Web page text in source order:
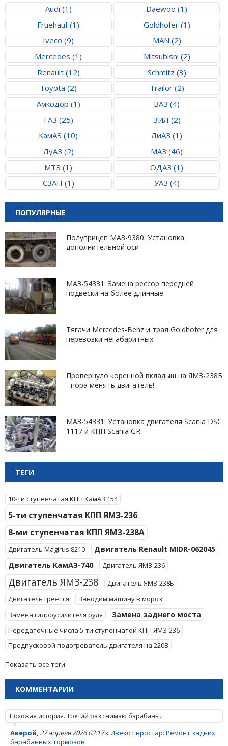
Audi (1)
Daewoo (1)
Fruehauf (1)
Goldhofer (1)
Iveco (9)
MAN (2)
Mercedes (1)
Mitsubishi (2)
Renault (12)
Schmitz (3)
Toyota (2)
Trailor (2)
Амкодор (1)
ВАЗ (4)
ГАЗ (25)
ЗИЛ (2)
КамАЗ (10)
ЛиАЗ (1)
ЛуАЗ (2)
МАЗ (46)
МТЗ (1)
ОДАЗ (1)
СЗАП (1)
УАЗ (4)
ПОПУЛЯРНЫЕ
Полуприцеп МАЗ-9380: Установка
дополнительной оси
МАЗ-54331: Замена рессор передней
подвески на более длинные
Тягачи Mercedes-Benz и трал Goldhofer для
перевозки негабаритных
Провернуло коренной вкладыш на ЯМЗ-238Б
- пора менять двигатель!
МАЗ-54331: Установка двигателя Scania DSC
1117 и КПП Scania GR
ТЕГИ
10-ти ступенчатая КПП КамАЗ 154
5-ти ступенчатая КПП ЯМЗ-236
8-ми ступенчатая КПП ЯМЗ-238А
Двигатель Magirus 8210
Двигатель Renault MIDR-062045
Двигатель КамАЗ-740
Двигатель ЯМЗ-236
Двигатель ЯМЗ-238
Двигатель ЯМЗ-238Б
Двигатель греется
Заводим машину в мороз
Замена гидроусилителя руля
Замена заднего моста
Передаточные числа 5-ти ступенчатой КПП ЯМЗ-236
Предпусковой подогреватель двигателя на 220В
Показать все теги
КОММЕНТАРИИ
Похожая история. Третий раз снимаю барабаны.
Аверой,27 апреля 2026 02:17к Ивеко Евростар: Ремонт задних
барабанных тормозов